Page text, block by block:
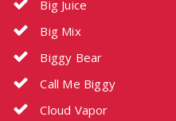
Big Juice
Big Mix
Biggy Bear
Call Me Biggy
Cloud Vapor